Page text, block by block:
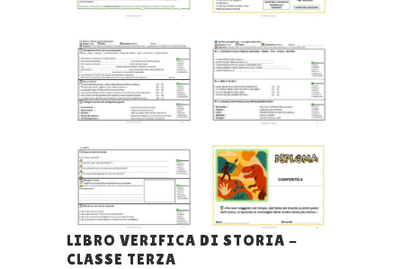
LIBRO VERIFICA DI STORIA -
CLASSE TERZA